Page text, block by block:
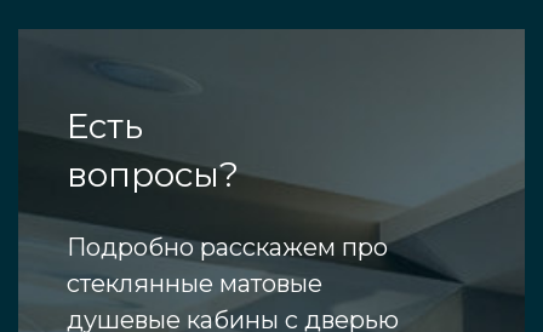
Есть
вопросы?
Подробно расскажем про
стеклянные матовые
душевые кабины с дверью